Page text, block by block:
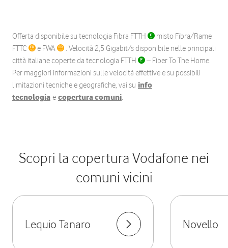
Offerta disponibile su tecnologia Fibra FTTH
misto Fibra/Rame
FTTC
e FWA
. Velocità 2,5 Gigabit/s disponibile nelle principali
città italiane coperte da tecnologia FTTH
– Fiber To The Home.
Per maggiori informazioni sulle velocità effettive e su possibili
limitazioni tecniche e geografiche, vai su info
tecnologia e copertura comuni.
Scopri la copertura Vodafone nei
comuni vicini
Lequio Tanaro Novello